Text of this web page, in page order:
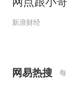
注了哪些问
新浪财经
网易热搜